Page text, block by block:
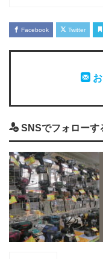
Facebook Twitter
SNSでフォローす